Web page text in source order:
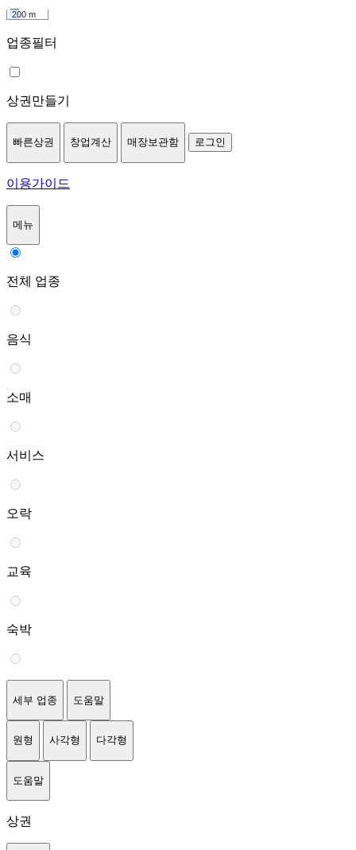
200 m
업종필터
상권만들기
빠른상권 창업계산 매장보관함 로그인
이용가이드
메뉴
전체 업종
음식
소매
서비스
오락
교육
숙박
세부 업종 도움말
원형 사각형 다각형
도움말
상권